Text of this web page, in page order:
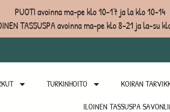
PUOTI avoinna ma-pe klo 10-17 ja la klo 10-14
TASSUSPA avoinna ma-pe klo 8-21 ja la-su
TURKINHOITO KOIRAN
ILOINEN TASSUSPA